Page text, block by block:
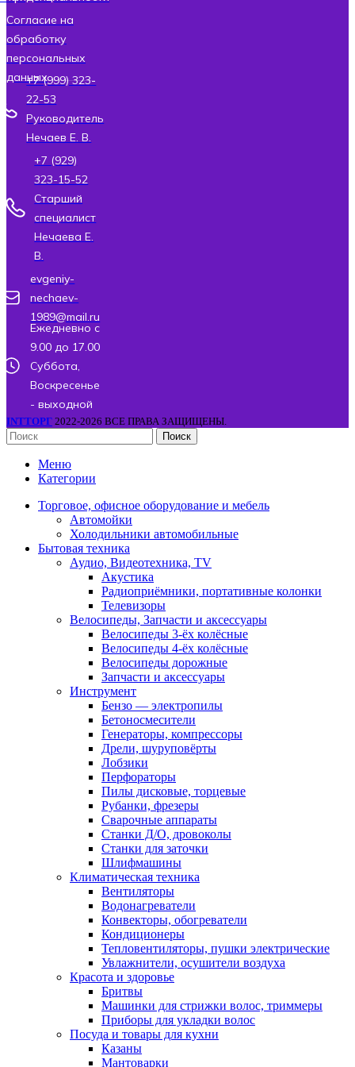
Согласие на
обработку
персональных
данных+7 (999) 323-
22-53
Руководитель
Нечаев Е. В.
+7 (929)
323-15-52
Старший
специалист
Нечаева Е.
В.
evgeniy-
nechaev-
1989@mail.ru
Ежедневно с
9.00 до 17.00
Суббота,
Воскресенье
- выходной
INTТОРГ 2022-2026 ВСЕ ПРАВА ЗАЩИЩЕНЫ.
Поиск
Меню
Категории
Торговое, офисное оборудование и мебель
Автомойки
Холодильники автомобильные
Бытовая техника
Аудио, Видеотехника, TV
Акустика
Радиоприёмники, портативные колонки
Телевизоры
Велосипеды, Запчасти и аксессуары
Велосипеды 3-ёх колёсные
Велосипеды 4-ёх колёсные
Велосипеды дорожные
Запчасти и аксессуары
Инструмент
Бензо — электропилы
Бетоносмесители
Генераторы, компрессоры
Дрели, шуруповёрты
Лобзики
Перфораторы
Пилы дисковые, торцевые
Рубанки, фрезеры
Сварочные аппараты
Станки Д/О, дровоколы
Станки для заточки
Шлифмашины
Климатическая техника
Вентиляторы
Водонагреватели
Конвекторы, обогреватели
Кондиционеры
Тепловентиляторы, пушки электрические
Увлажнители, осушители воздуха
Красота и здоровье
Бритвы
Машинки для стрижки волос, триммеры
Приборы для укладки волос
Посуда и товары для кухни
Казаны
Мантоварки